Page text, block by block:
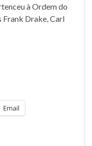
à Ordem do
Frank Drake, Carl
Email